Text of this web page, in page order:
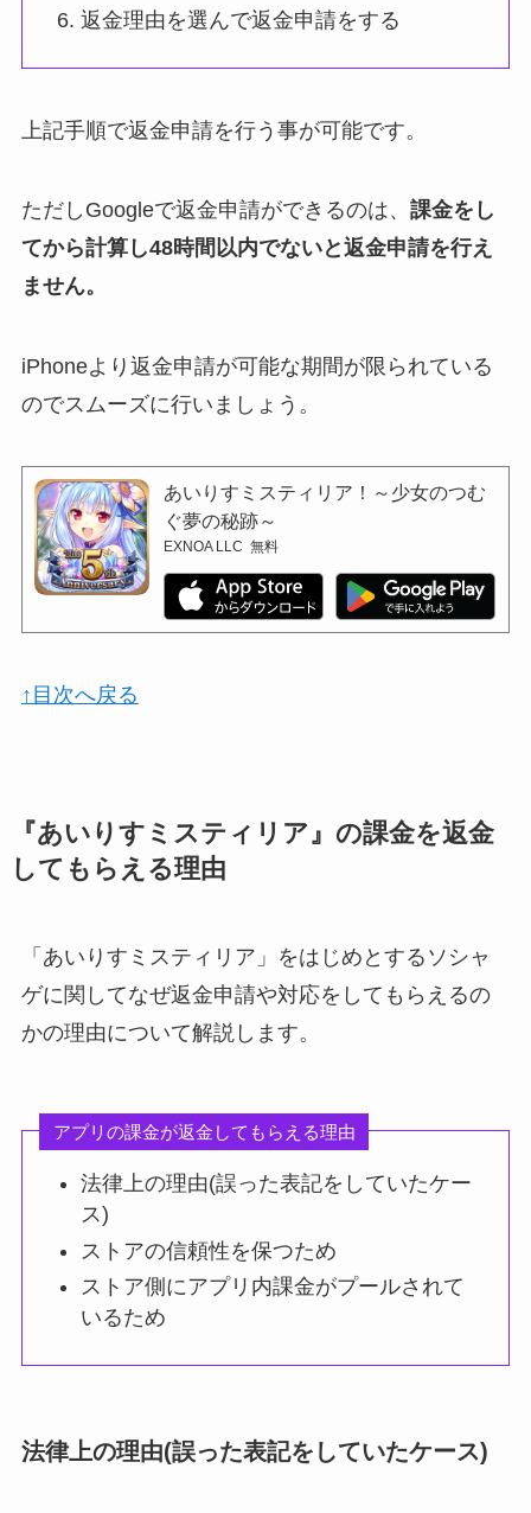
返金理由を選んで返金申請をする
上記手順で返金申請を行う事が可能です。
ただしGoogleで返金申請ができるのは、 課金をし
てから計算し48時間以内でないと返金申請を行え
ません。
iPhoneより返金申請が可能な期間が限られている
のでスムーズに行いましょう。
あいりすミスティリア！～少女のつむ
ぐ夢の秘跡～
EXNOA LLC 無料
↑目次へ戻る
『あいりすミスティリア』の課金を返金
してもらえる理由
「あいりすミスティリア」をはじめとするソシャ
ゲに関してなぜ返金申請や対応をしてもらえるの
かの理由について解説します。
アプリの課金が返金してもらえる理由
法律上の理由(誤った表記をしていたケー
ス)
ストアの信頼性を保つため
ストア側にアプリ内課金がプールされて
いるため
法律上の理由(誤った表記をしていたケース)